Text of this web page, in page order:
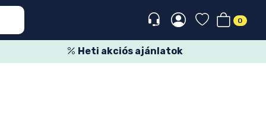
0
Heti akciós ajánlatok